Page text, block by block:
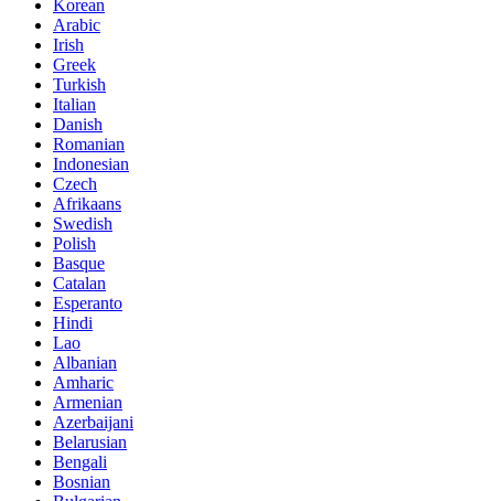
Korean
Arabic
Irish
Greek
Turkish
Italian
Danish
Romanian
Indonesian
Czech
Afrikaans
Swedish
Polish
Basque
Catalan
Esperanto
Hindi
Lao
Albanian
Amharic
Armenian
Azerbaijani
Belarusian
Bengali
Bosnian